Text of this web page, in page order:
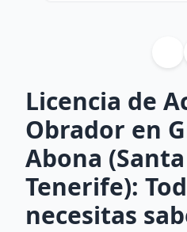
Licencia de
Obrador en
Abona
Tenerife):
necesitas